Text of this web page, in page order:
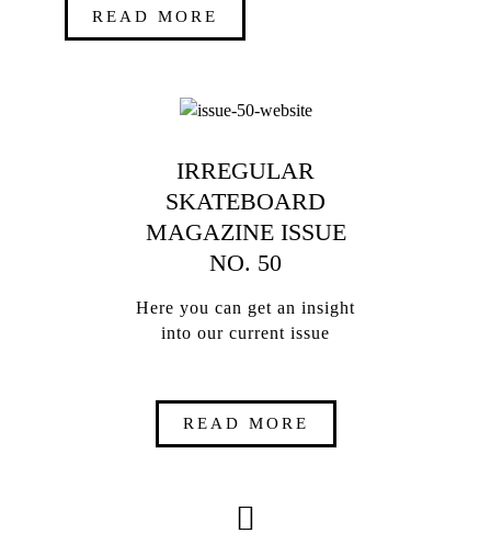
READ MORE
IRREGULAR
SKATEBOARD
MAGAZINE ISSUE
NO. 50
Here you can get an insight
into our current issue
READ MORE